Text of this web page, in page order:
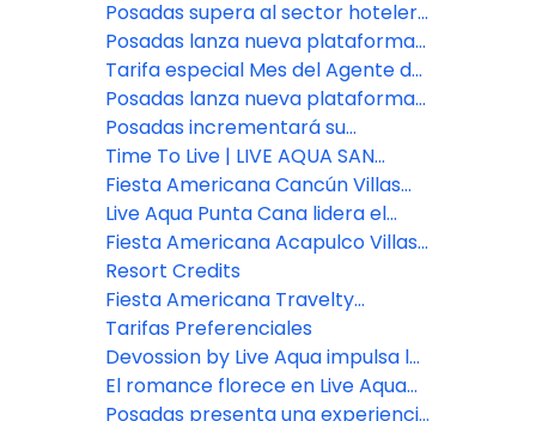
con el lanzamiento de Fiesta
Americana Travelty Exclusive
Experiences
Posadas supera al sector hotelero
en experiencia del cliente
Posadas lanza nueva plataforma
de reservas para asesores de
viajes
Tarifa especial Mes del Agente de
Viajes: Fiesta Americana Travelty
Collection
Posadas lanza nueva plataforma
de reservas para asesores de
viajes
Posadas incrementará su
inventario de habitaciones en un
7% este año
Time To Live | LIVE AQUA SAN
MIGUEL DE ALLENDE
Fiesta Americana Cancún Villas
presenta dos nuevas categorías
de Villas Premium en Punta
Cancún
Live Aqua Punta Cana lidera el
bienestar en República
Dominicana
Fiesta Americana Acapulco Villas:
Nuevos espacios para vivir
experiencias inolvidables
Resort Credits
Fiesta Americana Travelty
presenta nuevas marcas y
destinos.
Tarifas Preferenciales
Devossion by Live Aqua impulsa la
expansión de Posadas
El romance florece en Live Aqua
San Miguel de Allende
Posadas presenta una experiencia